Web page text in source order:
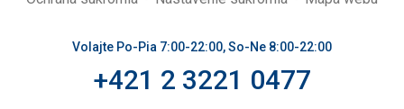
Volajte Po-Pia 7:00-22:00, So-Ne 8:00-22:00
+421 2 3221 0477